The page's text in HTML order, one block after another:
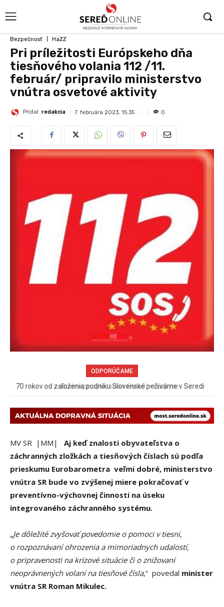
Bezpečnosť HaZZ
Pri príležitosti Európskeho dňa
tiesňového volania 112 /11.
február/ pripravilo ministerstvo
vnútra osvetové aktivity
Pridal redakcia 7. februára 2023, 15:35 0
ODPORÚČAME
Burina pri cyklotrase Sereď – Šúrovce
MV SR |MM|
Aj keď znalosti obyvateľstva o
záchranných zložkách a tiesňových číslach sú podľa
prieskumu Eurobarometra veľmi dobré, ministerstvo
vnútra SR bude vo zvýšenej miere pokračovať v
preventívno-výchovnej činnosti na úseku
integrovaného záchranného systému.
„Je dôležité zvyšovať povedomie o pomoci v tiesni,
o rozpoznávaní ohrozenia a mimoriadnych udalostí,
o pripravenosti na krízové situácie či o znižovaní
neoprávnených volaní na tiesňové čísla,“ povedal minister
vnútra SR Roman Mikulec.